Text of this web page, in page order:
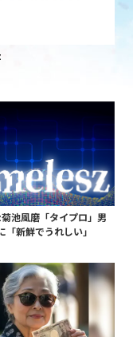
池風磨「タイプロ」男
「新鮮でうれしい」